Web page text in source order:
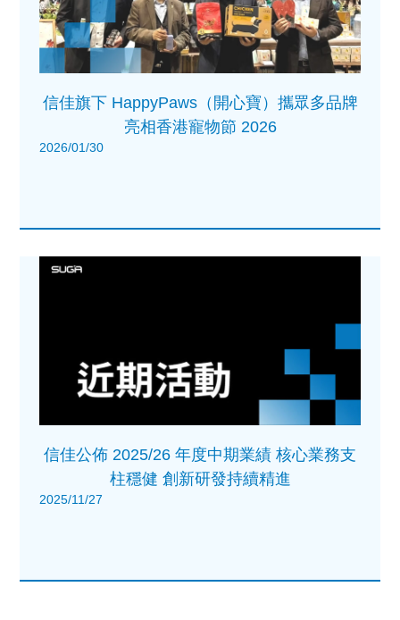
信佳旗下 HappyPaws（開心寶）攜眾多品牌
亮相香港寵物節 2026
2026/01/30
信佳公佈 2025/26 年度中期業績 核心業務支
柱穩健 創新研發持續精進
2025/11/27